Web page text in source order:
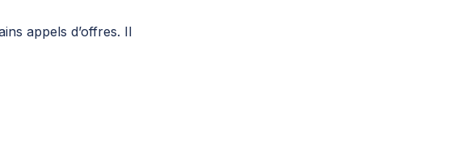
appels d’offres. Il